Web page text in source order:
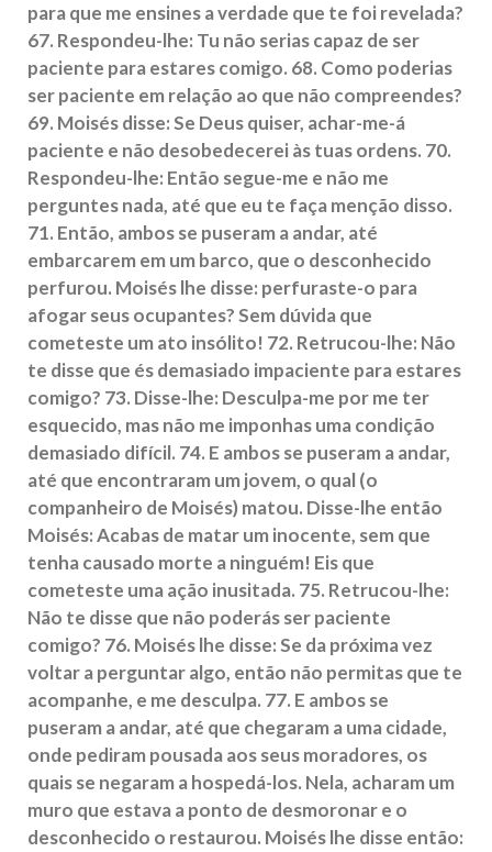
para que me ensines a verdade que te foi revelada?
67. Respondeu-lhe: Tu não serias capaz de ser
paciente para estares comigo. 68. Como poderias
ser paciente em relação ao que não compreendes?
69. Moisés disse: Se Deus quiser, achar-me-á
paciente e não desobedecerei às tuas ordens. 70.
Respondeu-lhe: Então segue-me e não me
perguntes nada, até que eu te faça menção disso.
71. Então, ambos se puseram a andar, até
embarcarem em um barco, que o desconhecido
perfurou. Moisés lhe disse: perfuraste-o para
afogar seus ocupantes? Sem dúvida que
cometeste um ato insólito! 72. Retrucou-lhe: Não
te disse que és demasiado impaciente para estares
comigo? 73. Disse-lhe: Desculpa-me por me ter
esquecido, mas não me imponhas uma condição
demasiado difícil. 74. E ambos se puseram a andar,
até que encontraram um jovem, o qual (o
companheiro de Moisés) matou. Disse-lhe então
Moisés: Acabas de matar um inocente, sem que
tenha causado morte a ninguém! Eis que
cometeste uma ação inusitada. 75. Retrucou-lhe:
Não te disse que não poderás ser paciente
comigo? 76. Moisés lhe disse: Se da próxima vez
voltar a perguntar algo, então não permitas que te
acompanhe, e me desculpa. 77. E ambos se
puseram a andar, até que chegaram a uma cidade,
onde pediram pousada aos seus moradores, os
quais se negaram a hospedá-los. Nela, acharam um
muro que estava a ponto de desmoronar e o
desconhecido o restaurou. Moisés lhe disse então: